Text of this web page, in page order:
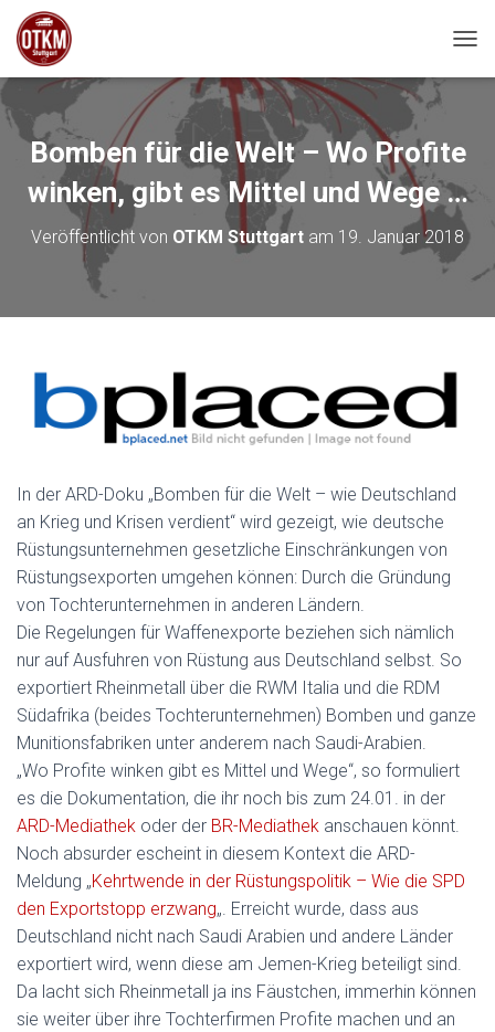
Bomben für die Welt – Wo Profite
winken, gibt es Mittel und Wege …
Veröffentlicht von OTKM Stuttgart am 19. Januar 2018
In der ARD-Doku „Bomben für die Welt – wie Deutschland
an Krieg und Krisen verdient“ wird gezeigt, wie deutsche
Rüstungsunternehmen gesetzliche Einschränkungen von
Rüstungsexporten umgehen können: Durch die Gründung
von Tochterunternehmen in anderen Ländern.
Die Regelungen für Waffenexporte beziehen sich nämlich
nur auf Ausfuhren von Rüstung aus Deutschland selbst. So
exportiert Rheinmetall über die RWM Italia und die RDM
Südafrika (beides Tochterunternehmen) Bomben und ganze
Munitionsfabriken unter anderem nach Saudi-Arabien.
„Wo Profite winken gibt es Mittel und Wege“, so formuliert
es die Dokumentation, die ihr noch bis zum 24.01. in der
ARD-Mediathek oder der BR-Mediathek anschauen könnt.
Noch absurder escheint in diesem Kontext die ARD-
Meldung „Kehrtwende in der Rüstungspolitik – Wie die SPD
den Exportstopp erzwang„. Erreicht wurde, dass aus
Deutschland nicht nach Saudi Arabien und andere Länder
exportiert wird, wenn diese am Jemen-Krieg beteiligt sind.
Da lacht sich Rheinmetall ja ins Fäustchen, immerhin können
sie weiter über ihre Tochterfirmen Profite machen und an